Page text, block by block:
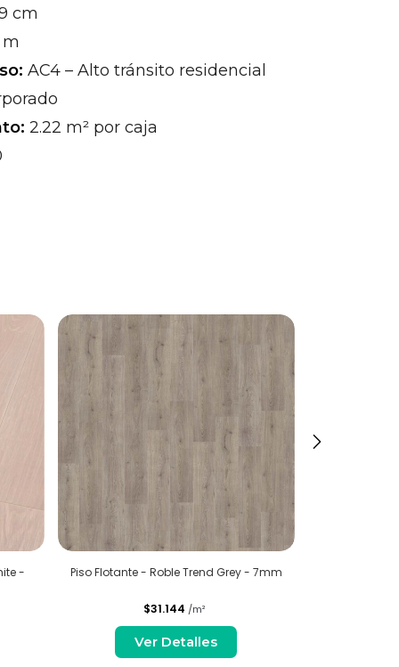
cm
m
AC4 – Alto tránsito residencial
2.22 m² por caja
-
Piso Flotante - Roble Trend Grey - 7mm
$31.144 /m²
Ver Detalles